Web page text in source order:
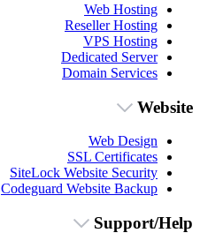
Web Hosting
Reseller Hosting
VPS Hosting
Dedicated Server
Domain Services
Website
Web Design
SSL Certificates
SiteLock Website Security
Codeguard Website Backup
Support/Help